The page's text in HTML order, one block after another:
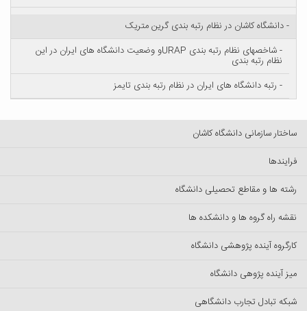
- دانشگاه کاشان در نظام رتبه بندی گرین متریک
- شاخصهای نظام رتبه بندی URAPو وضعیت دانشگاه های ایران در این
نظام رتبه بندی
- رتبه دانشگاه های ایران در نظام رتبه بندی تایمز
ساختار سازمانی دانشگاه کاشان
فرایندها
رشته ها و مقاطع تحصیلی دانشگاه
نقشه راه گروه ها و دانشکده ها
کارگروه آینده پژوهشی دانشگاه
میز آینده پژوهی دانشگاه
شبکه تبادل تجارب دانشگاهی